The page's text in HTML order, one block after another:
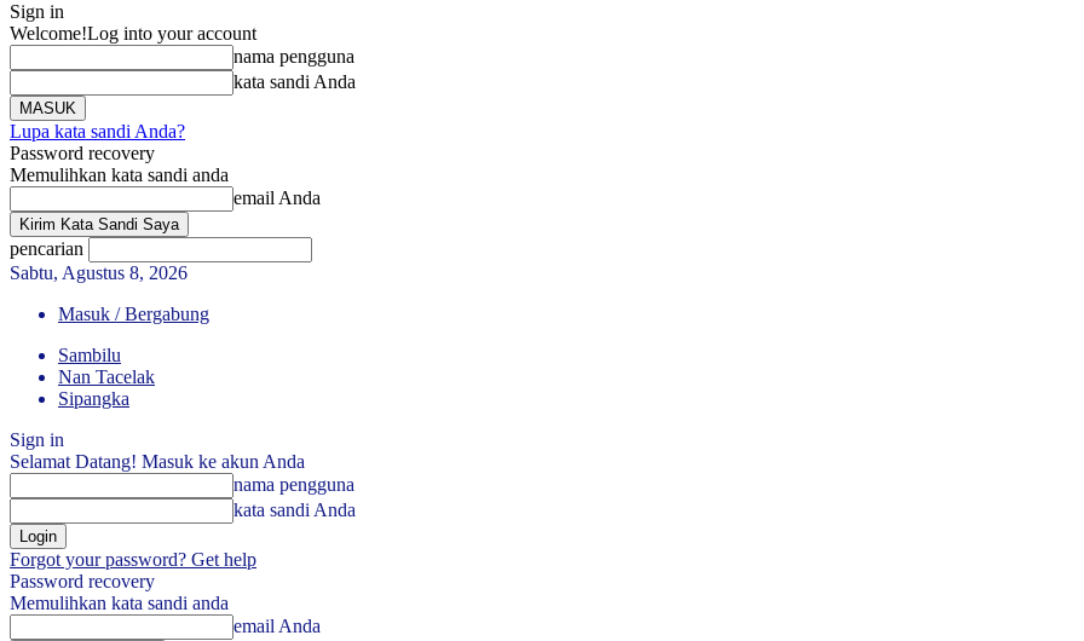
Sign in
Welcome!Log into your account
nama pengguna
kata sandi Anda
Lupa kata sandi Anda?
Password recovery
Memulihkan kata sandi anda
email Anda
pencarian
Sabtu, Agustus 8, 2026
Masuk / Bergabung
Sambilu
Nan Tacelak
Sipangka
Sign in
Selamat Datang! Masuk ke akun Anda
nama pengguna
kata sandi Anda
Forgot your password? Get help
Password recovery
Memulihkan kata sandi anda
email Anda